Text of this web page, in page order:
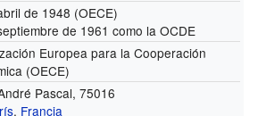
de 1948 (OECE)
de 1961 como la OCDE
Europea para la Cooperación
(OECE)
Pascal, 75016
, Francia